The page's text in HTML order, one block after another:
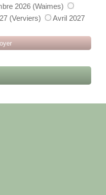
2026 (Waimes)
(Verviers)
Avril 2027